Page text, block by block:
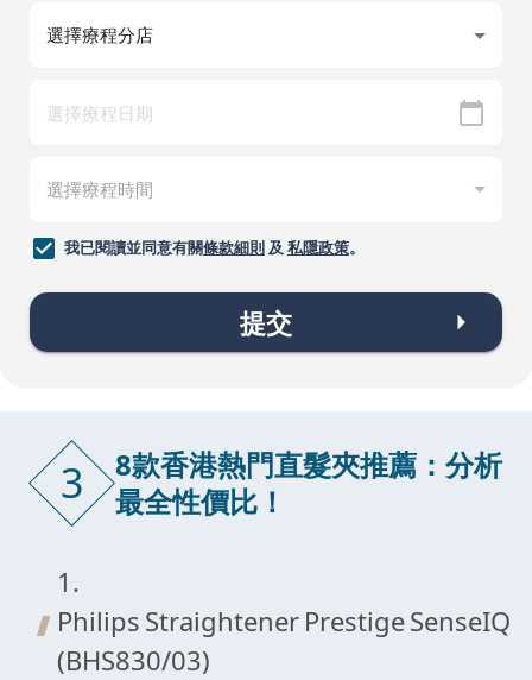
我已閱讀並同意有關條款細則及 私隱政策。
提交
3
8款香港熱門直髮夾推薦：分析
最全性價比！
1.
Philips Straightener Prestige SenseIQ
(BHS830/03)